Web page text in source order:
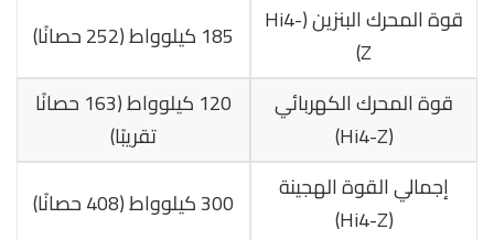
قوة المحرك البنزين (Hi4-
Z)
185 كيلوواط (252 حصانًا)
قوة المحرك الكهربائي
(Hi4-Z)
120 كيلوواط (163 حصانًا
تقريبًا)
إجمالي القوة الهجينة
(Hi4-Z)
300 كيلوواط (408 حصانًا)